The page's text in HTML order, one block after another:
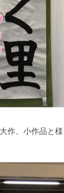
作、小作品と